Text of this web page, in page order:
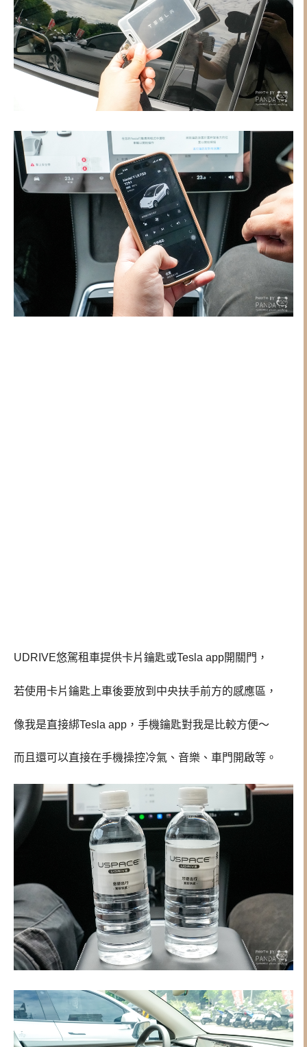
UDRIVE悠駕租車提供卡片鑰匙或Tesla app開關門，
若使用卡片鑰匙上車後要放到中央扶手前方的感應區，
像我是直接綁Tesla app，手機鑰匙對我是比較方便～
而且還可以直接在手機操控冷氣、音樂、車門開啟等。